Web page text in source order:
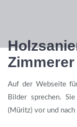
Auf der Webseite
Bilder sprechen.
(Müritz) vor und nach